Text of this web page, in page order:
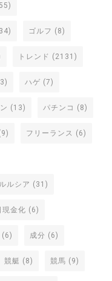
ゴルフ (8)
トレンド (2131)
ハゲ (7)
(13) パチンコ (8)
フリーランス (6)
ルルシア (31)
現金化 (6)
(6) 成分 (6)
競艇 (8) 競馬 (9)